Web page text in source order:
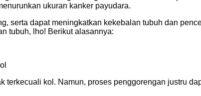
ukuran kanker payudara.
serta dapat meningkatkan kekebalan tubuh dan
tubuh, lho! Berikut alasannya:
terkecuali kol. Namun, proses penggorengan justru